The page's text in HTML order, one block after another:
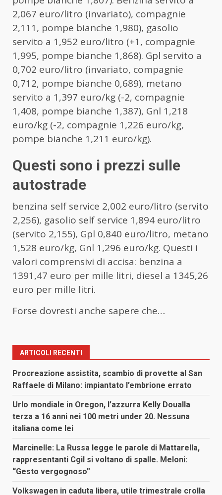
2,067 euro/litro (invariato), compagnie
2,111, pompe bianche 1,980), gasolio
servito a 1,952 euro/litro (+1, compagnie
1,995, pompe bianche 1,868). Gpl servito a
0,702 euro/litro (invariato, compagnie
0,712, pompe bianche 0,689), metano
servito a 1,397 euro/kg (-2, compagnie
1,408, pompe bianche 1,387), Gnl 1,218
euro/kg (-2, compagnie 1,226 euro/kg,
pompe bianche 1,211 euro/kg).
Questi sono i prezzi sulle
autostrade
benzina self service 2,002 euro/litro (servito
2,256), gasolio self service 1,894 euro/litro
(servito 2,155), Gpl 0,840 euro/litro, metano
1,528 euro/kg, Gnl 1,296 euro/kg. Questi i
valori comprensivi di accisa: benzina a
1391,47 euro per mille litri, diesel a 1345,26
euro per mille litri.
Forse dovresti anche sapere che…
ARTICOLI RECENTI
Procreazione assistita, scambio di provette al San
Raffaele di Milano: impiantato l’embrione errato
Urlo mondiale in Oregon, l’azzurra Kelly Doualla
terza a 16 anni nei 100 metri under 20. Nessuna
italiana come lei
Marcinelle: La Russa legge le parole di Mattarella,
rappresentanti Cgil si voltano di spalle. Meloni:
“Gesto vergognoso”
Volkswagen in caduta libera, utile trimestrale crolla